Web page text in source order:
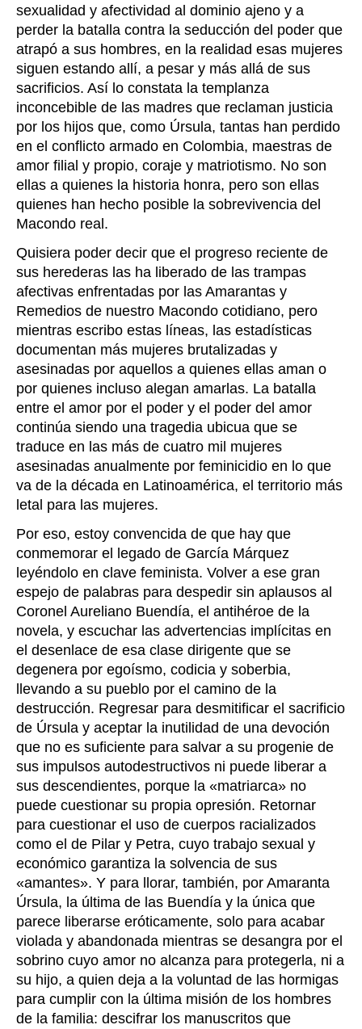
sexualidad y afectividad al dominio ajeno y a
perder la batalla contra la seducción del poder que
atrapó a sus hombres, en la realidad esas mujeres
siguen estando allí, a pesar y más allá de sus
sacrificios. Así lo constata la templanza
inconcebible de las madres que reclaman justicia
por los hijos que, como Úrsula, tantas han perdido
en el conflicto armado en Colombia, maestras de
amor filial y propio, coraje y matriotismo. No son
ellas a quienes la historia honra, pero son ellas
quienes han hecho posible la sobrevivencia del
Macondo real.
Quisiera poder decir que el progreso reciente de
sus herederas las ha liberado de las trampas
afectivas enfrentadas por las Amarantas y
Remedios de nuestro Macondo cotidiano, pero
mientras escribo estas líneas, las estadísticas
documentan más mujeres brutalizadas y
asesinadas por aquellos a quienes ellas aman o
por quienes incluso alegan amarlas. La batalla
entre el amor por el poder y el poder del amor
continúa siendo una tragedia ubicua que se
traduce en las más de cuatro mil mujeres
asesinadas anualmente por feminicidio en lo que
va de la década en Latinoamérica, el territorio más
letal para las mujeres.
Por eso, estoy convencida de que hay que
conmemorar el legado de García Márquez
leyéndolo en clave feminista. Volver a ese gran
espejo de palabras para despedir sin aplausos al
Coronel Aureliano Buendía, el antihéroe de la
novela, y escuchar las advertencias implícitas en
el desenlace de esa clase dirigente que se
degenera por egoísmo, codicia y soberbia,
llevando a su pueblo por el camino de la
destrucción. Regresar para desmitificar el sacrificio
de Úrsula y aceptar la inutilidad de una devoción
que no es suficiente para salvar a su progenie de
sus impulsos autodestructivos ni puede liberar a
sus descendientes, porque la «matriarca» no
puede cuestionar su propia opresión. Retornar
para cuestionar el uso de cuerpos racializados
como el de Pilar y Petra, cuyo trabajo sexual y
económico garantiza la solvencia de sus
«amantes». Y para llorar, también, por Amaranta
Úrsula, la última de las Buendía y la única que
parece liberarse eróticamente, solo para acabar
violada y abandonada mientras se desangra por el
sobrino cuyo amor no alcanza para protegerla, ni a
su hijo, a quien deja a la voluntad de las hormigas
para cumplir con la última misión de los hombres
de la familia: descifrar los manuscritos que